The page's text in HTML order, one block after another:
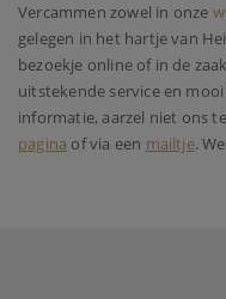
Vercammen zowel in onze
gelegen in het hartje van
bezoekje online of in de
uitstekende service en
informatie, aarzel niet ons
pagina of via een mailtje.